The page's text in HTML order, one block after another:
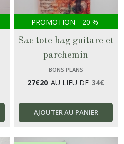
PROMOTION - 20 %
Sac tote bag guitare et
parchemin
BONS PLANS
27€20 AU LIEU DE 34€
AJOUTER AU PANIER